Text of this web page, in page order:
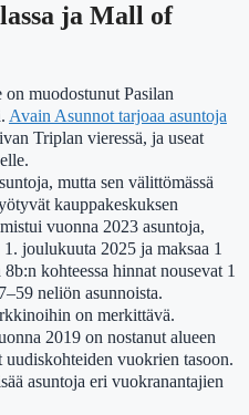
ja Mall of
muodostunut Pasilan
Avain Asunnot tarjoaa asuntoja
Triplan vieressä, ja useat
mutta sen välittömässä
kauppakeskuksen
vuonna 2023 asuntoja,
joulukuuta 2025 ja maksaa 1
kohteessa hinnat nousevat 1
neliön asunnoista.
on merkittävä.
2019 on nostanut alueen
vuokrien tasoon.
asuntoja eri vuokranantajien